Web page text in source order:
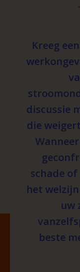
Kreeg
discussie
die
schade
het
uw
beste